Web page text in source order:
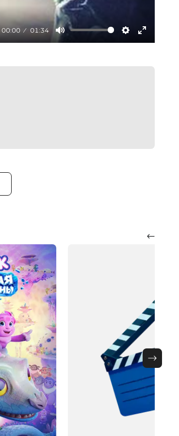
00:00 01:34
Mute Settings
Enter